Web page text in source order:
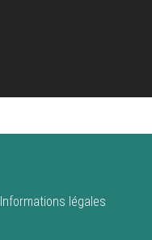
Informations légales